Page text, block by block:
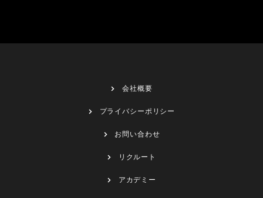
会社概要
プライバシーポリシー
お問い合わせ
リクルート
アカデミー